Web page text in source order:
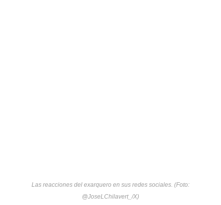
Las reacciones del exarquero en sus redes sociales. (Foto:
@JoseLChilavert_/X)